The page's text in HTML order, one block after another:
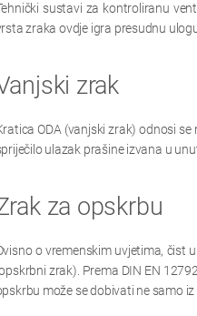
sustavi za kontroliranu
zraka ovdje igra presudnu
zrak
ODA (vanjski zrak) odnosi
ulazak prašine izvana u
za opskrbu
o vremenskim uvjetima, čist
zrak). Prema DIN EN
može se dobivati ne samo